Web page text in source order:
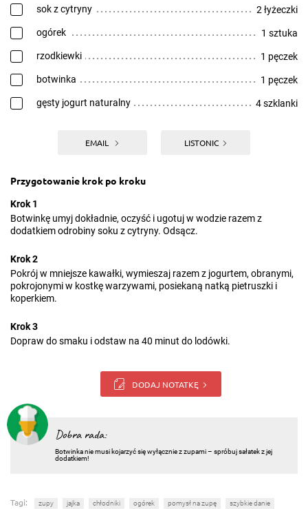
sok z cytryny 2 łyżeczki
ogórek 1 sztuka
rzodkiewki 1 pęczek
botwinka 1 pęczek
gęsty jogurt naturalny 4 szklanki
EMAIL LISTONIC
Przygotowanie krok po kroku
Krok 1
Botwinkę umyj dokładnie, oczyść i ugotuj w wodzie razem z
dodatkiem odrobiny soku z cytryny. Odsącz.
Krok 2
Pokrój w mniejsze kawałki, wymieszaj razem z jogurtem, obranymi,
pokrojonymi w kostkę warzywami, posiekaną natką pietruszki i
koperkiem.
Krok 3
Dopraw do smaku i odstaw na 40 minut do lodówki.
DODAJ NOTATKĘ
Dobra rada:
Botwinka nie musi kojarzyć się wyłącznie z zupami – spróbuj sałatek z jej
dodatkiem!
Tagi: zupy jajka chłodniki ogórek pomysł na zupę szybkie danie